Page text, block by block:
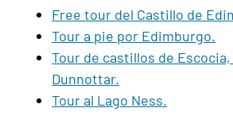
Free tour del Castillo de
Tour a pie por Edimburgo.
Tour de castillos de Escocia,
Dunnottar.
Tour al Lago Ness.